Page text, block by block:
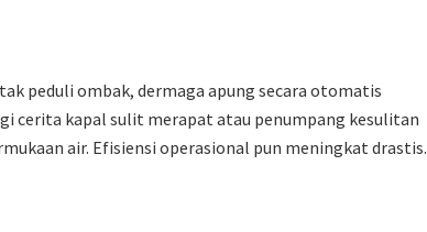
peduli ombak, dermaga apung secara otomatis
cerita kapal sulit merapat atau penumpang kesulitan
air. Efisiensi operasional pun meningkat drastis.